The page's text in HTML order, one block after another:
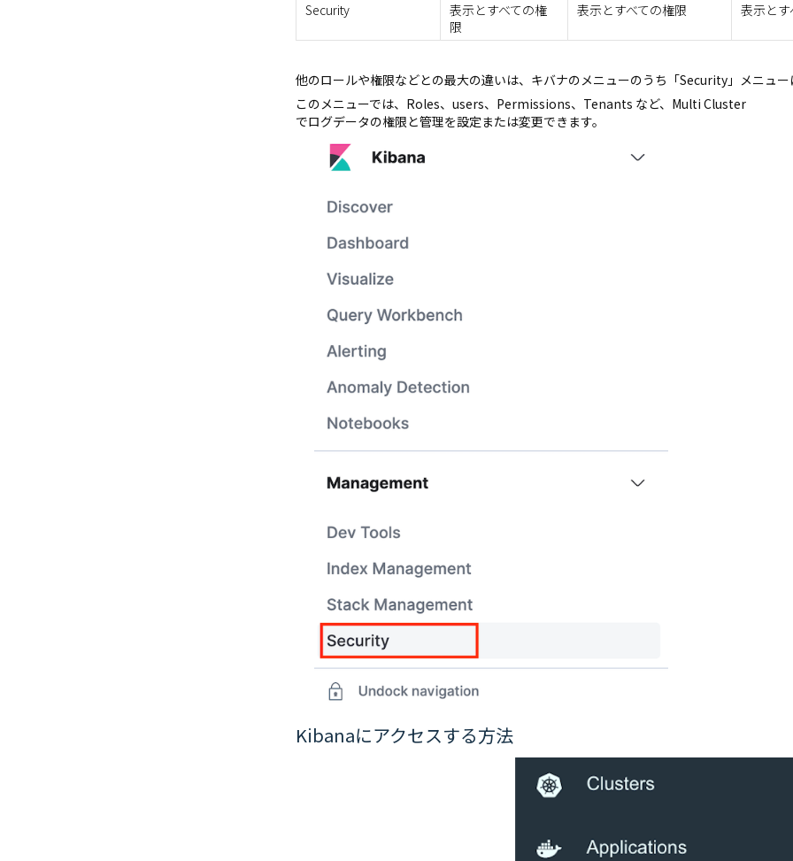
Security
表示とすべての権
限
表示とすべての権限 表示と
他のロールや権限などとの最大の違いは、キバナのメニューのうち「Security」メニュー
このメニューでは、Roles、users、Permissions、Tenants など、Multi Cluster
でログデータの権限と管理を設定または変更できます。
Kibanaにアクセスする方法